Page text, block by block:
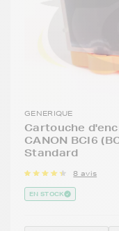
GENERIQUE
Cartouche
CANON BCI6
Standard
8 avis
EN STOCK